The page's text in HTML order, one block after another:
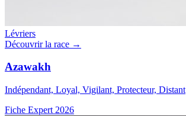
Lévriers
Découvrir la race →
Azawakh
Indépendant, Loyal, Vigilant, Protecteur, Distant
Fiche Expert 2026